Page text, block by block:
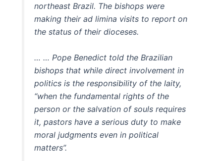
northeast Brazil. The bishops were
making their ad limina visits to report on
the status of their dioceses.
… … Pope Benedict told the Brazilian
bishops that while direct involvement in
politics is the responsibility of the laity,
“when the fundamental rights of the
person or the salvation of souls requires
it, pastors have a serious duty to make
moral judgments even in political
matters”.